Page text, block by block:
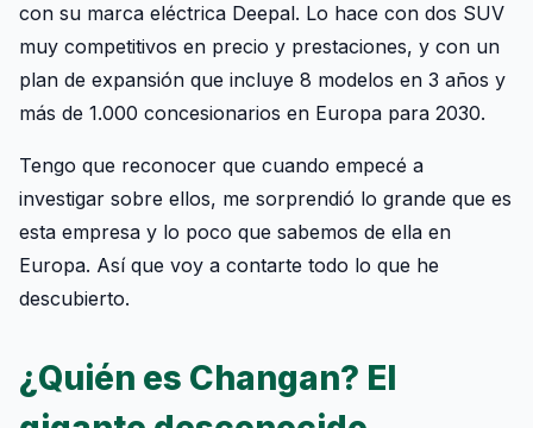
con su marca eléctrica Deepal. Lo hace con dos SUV
muy competitivos en precio y prestaciones, y con un
plan de expansión que incluye 8 modelos en 3 años y
más de 1.000 concesionarios en Europa para 2030.
Tengo que reconocer que cuando empecé a
investigar sobre ellos, me sorprendió lo grande que es
esta empresa y lo poco que sabemos de ella en
Europa. Así que voy a contarte todo lo que he
descubierto.
¿Quién es Changan? El